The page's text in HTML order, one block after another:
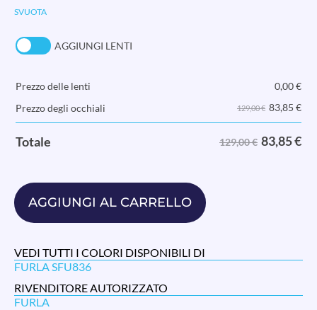
SVUOTA
AGGIUNGI LENTI
Prezzo delle lenti 0,00€
Prezzo degli occhiali
129,00 € 83,85 €
Totale 129,00 € 83,85€
AGGIUNGI AL CARRELLO
VEDI TUTTI I COLORI DISPONIBILI DI
FURLA SFU836
RIVENDITORE AUTORIZZATO
FURLA